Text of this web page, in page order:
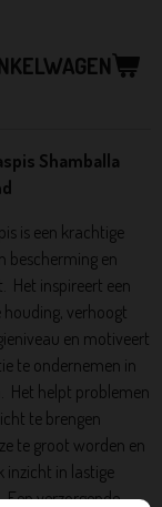
Shamballa
is een krachtige
bescherming en
Het inspireert een
houding, verhoogt
en motiveert
te ondernemen in
Het helpt problemen
te brengen
te groot worden en
inzicht in lastige
Een verzorgende